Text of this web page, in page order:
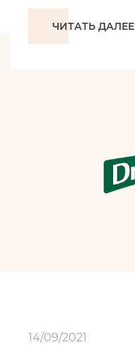
ЧИТАТЬ ДАЛЕЕ
14/09/2021